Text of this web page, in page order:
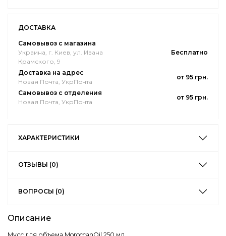
ДОСТАВКА
Самовывоз с магазина
Украина, г. Киев, ул. Ивана
Крамского, 9
Бесплатно
Доставка на адрес
Новая Почта, УкрПочта
от 95 грн.
Самовывоз с отделения
Новая Почта, УкрПочта
от 95 грн.
ХАРАКТЕРИСТИКИ
ОТЗЫВЫ (0)
ВОПРОСЫ (0)
Описание